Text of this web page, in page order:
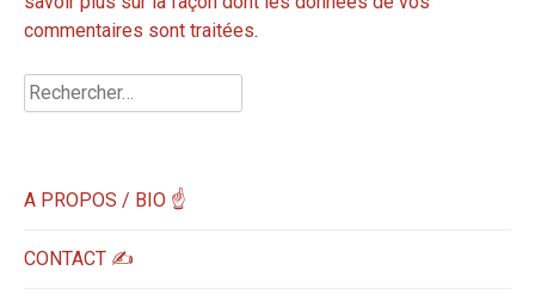
commentaires sont traitées.
Rechercher :
A PROPOS / BIO ☝
CONTACT ✍️